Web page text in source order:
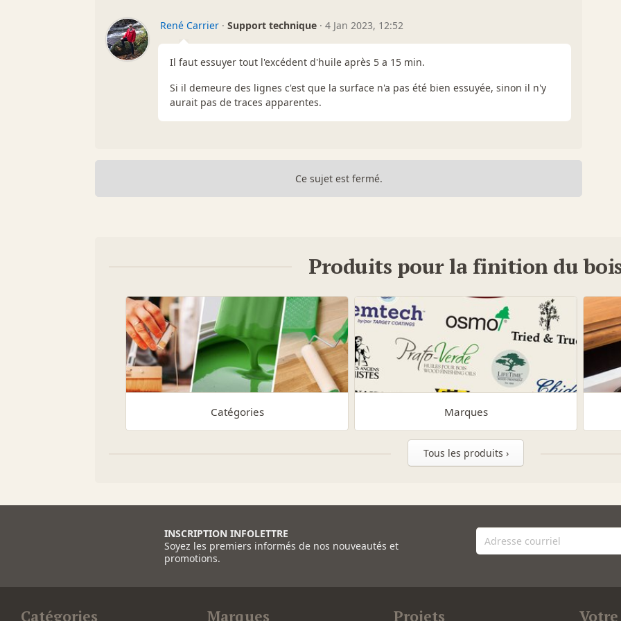
René Carrier · Support technique · 4 Jan 2023, 12:52
Il faut essuyer tout l'excédent d'huile après 5 a 15 min.
Si il demeure des lignes c'est que la surface n'a pas été bien essuyée, sinon il n'y
aurait pas de traces apparentes.
Ce sujet est fermé.
Produits pour la finition du
Catégories Marques
Tous les produits ›
INSCRIPTION INFOLETTRE
Soyez les premiers informés de nos nouveautés et
promotions.
Catégories Marques Projets